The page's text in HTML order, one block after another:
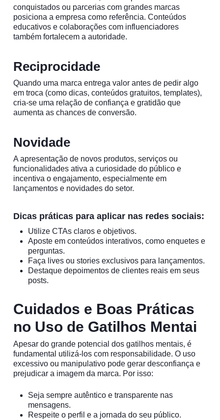
conquistados ou parcerias com grandes marcas
posiciona a empresa como referência. Conteúdos
educativos e colaborações com influenciadores
também fortalecem a autoridade.
Reciprocidade
Quando uma marca entrega valor antes de pedir algo
em troca (como dicas, conteúdos gratuitos, templates),
cria-se uma relação de confiança e gratidão que
aumenta as chances de conversão.
Novidade
A apresentação de novos produtos, serviços ou
funcionalidades ativa a curiosidade do público e
incentiva o engajamento, especialmente em
lançamentos e novidades do setor.
Dicas práticas para aplicar nas redes sociais:
Utilize CTAs claros e objetivos.
Aposte em conteúdos interativos, como enquetes e
perguntas.
Faça lives ou stories exclusivos para lançamentos.
Destaque depoimentos de clientes reais em seus
posts.
Cuidados e Boas Práticas
no Uso de Gatilhos Mentai
Apesar do grande potencial dos gatilhos mentais, é
fundamental utilizá-los com responsabilidade. O uso
excessivo ou manipulativo pode gerar desconfiança e
prejudicar a imagem da marca. Por isso:
Seja sempre autêntico e transparente nas
mensagens.
Respeite o perfil e a jornada do seu público.